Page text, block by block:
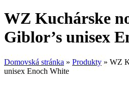
WZ Kuchárske
Giblor’s unisex
Domovská stránka » Produkty » WZ
unisex Enoch White